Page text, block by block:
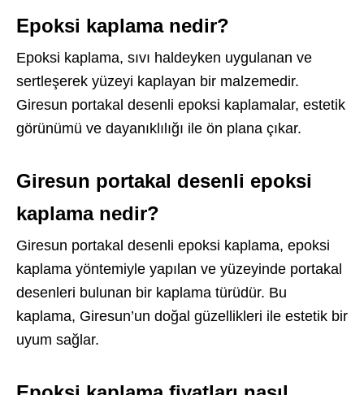
Epoksi kaplama nedir?
Epoksi kaplama, sıvı haldeyken uygulanan ve
sertleşerek yüzeyi kaplayan bir malzemedir.
Giresun portakal desenli epoksi kaplamalar, estetik
görünümü ve dayanıklılığı ile ön plana çıkar.
Giresun portakal desenli epoksi
kaplama nedir?
Giresun portakal desenli epoksi kaplama, epoksi
kaplama yöntemiyle yapılan ve yüzeyinde portakal
desenleri bulunan bir kaplama türüdür. Bu
kaplama, Giresun’un doğal güzellikleri ile estetik bir
uyum sağlar.